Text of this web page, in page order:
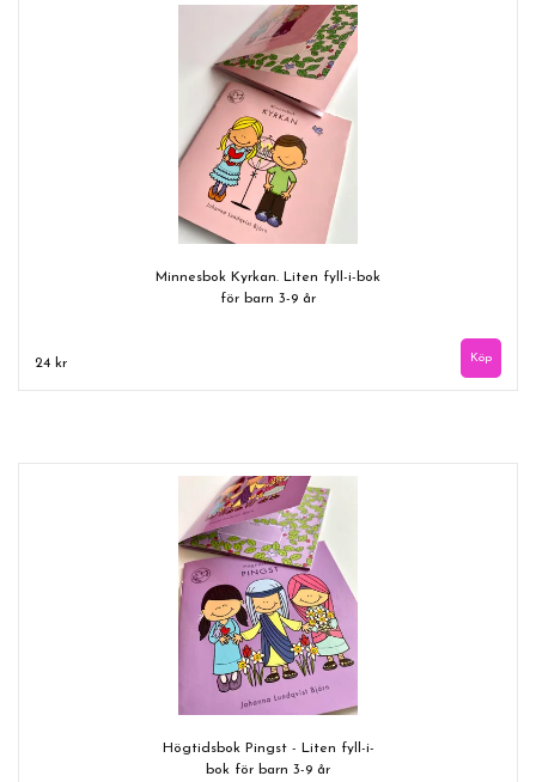
Minnesbok Kyrkan. Liten fyll-i-bok
för barn 3-9 år
24 kr
Högtidsbok Pingst - Liten fyll-i-
bok för barn 3-9 år